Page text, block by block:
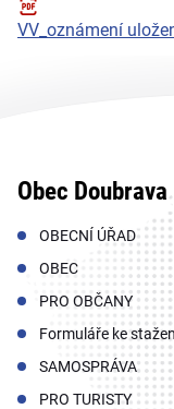
VV_oznámení
Obec Doubrava
OBECNÍ ÚŘAD
OBEC
PRO OBČANY
Formuláře ke
SAMOSPRÁVA
PRO TURISTY